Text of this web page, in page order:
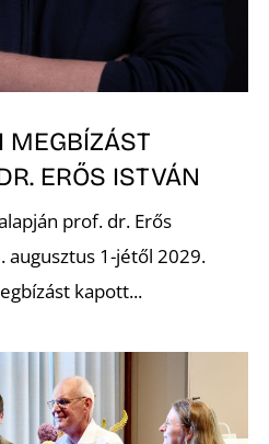
MEGBÍZÁST
ERŐS ISTVÁN
prof. dr. Erős
1-jétől 2029.
kapott...